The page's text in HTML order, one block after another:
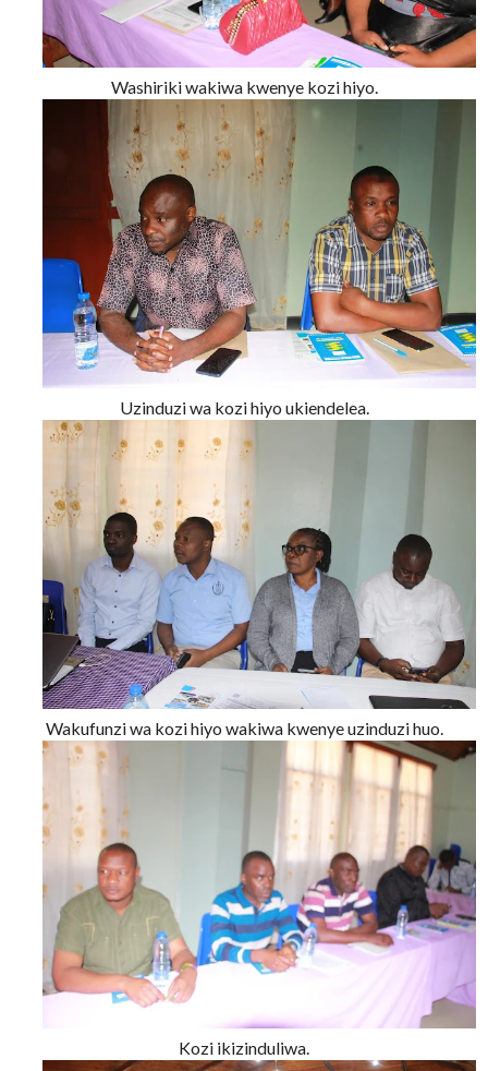
Washiriki wakiwa kwenye kozi hiyo.
Uzinduzi wa kozi hiyo ukiendelea.
Wakufunzi wa kozi hiyo wakiwa kwenye uzinduzi huo.
Kozi ikizinduliwa.